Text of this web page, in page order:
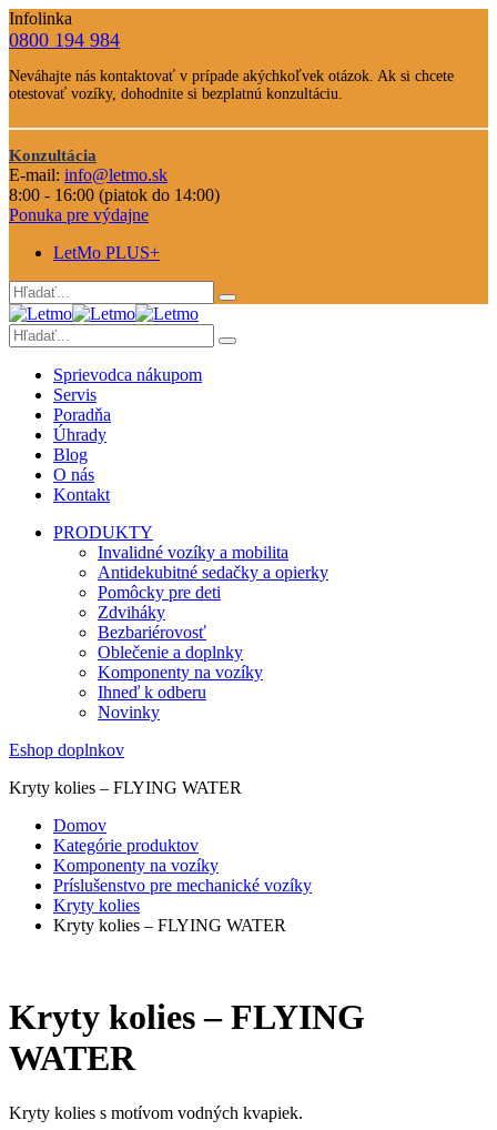
Infolinka
Telefone
číslo
0800 194 984
Text
Nevahajte
nás
kontaktovať
Neváhajte nás kontaktovať v prípade akýchkoľvek otázok. Ak si chcete
otestovať vozíky, dohodnite si bezplatnú konzultáciu.
Odkaz
na
konzultáciu
Konzultácia
E-mail: info@letmo.sk
8:00 - 16:00 (piatok do 14:00)
Ponuka pre výdajne
LetMo PLUS+
Sprievodca nákupom
Servis
Poradňa
Úhrady
Blog
O nás
Kontakt
PRODUKTY
Invalidné vozíky a mobilita
Antidekubitné sedačky a opierky
Pomôcky pre deti
Zdviháky
Bezbariérovosť
Oblečenie a doplnky
Komponenty na vozíky
Ihneď k odberu
Novinky
Eshop doplnkov
Kryty kolies – FLYING WATER
Domov
Kategórie produktov
Komponenty na vozíky
Príslušenstvo pre mechanické vozíky
Kryty kolies
Kryty kolies – FLYING WATER
Kryty kolies – FLYING
WATER
Kryty kolies s motívom vodných kvapiek.